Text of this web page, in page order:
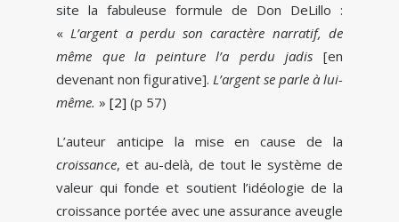
site la fabuleuse formule de Don DeLillo :
«L’argent a perdu son caractère narratif, de
même que la peinture l’a perdu jadis [en
devenant non figurative]. L’argent se parle à lui-
même. » [2] (p 57)
L’auteur anticipe la mise en cause de la
croissance, et au-delà, de tout le système de
valeur qui fonde et soutient l’idéologie de la
croissance portée avec une assurance aveugle